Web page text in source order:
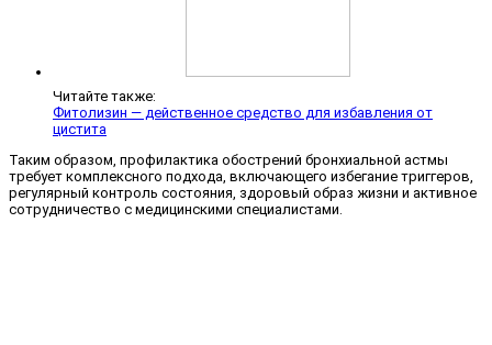
Читайте также:
Фитолизин — действенное средство для избавления от
цистита
Таким образом, профилактика обострений бронхиальной астмы
требует комплексного подхода, включающего избегание триггеров,
регулярный контроль состояния, здоровый образ жизни и активное
сотрудничество с медицинскими специалистами.